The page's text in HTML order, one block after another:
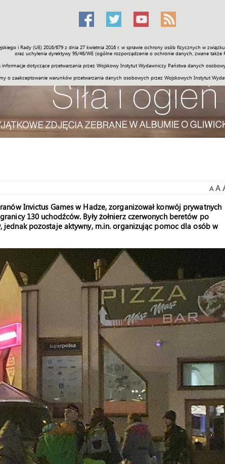
i Rady (UE) 2016/679 z dnia 27 kwietnia 2016 r. w sprawie ochrony osób fizycznych w
oraz uchylenia dyrektywy 95/46/WE (ogólne rozporządzenie o ochronie danych, zwane także
dotyczące przetwarzania przez Wojskowy Instytut Wydawniczy Państwa danych
o zaakceptowanie warunków przetwarzania danych osobowych przez Wojskowych Instytut
Świat Społeczność Sport Historia Galerie Wideo
A A
Invictus Games w Hadze, zorganizował konwój prywatnych
130 uchodźców. Były żołnierz czerwonych beretów po
pozostaje aktywny, m.in. organizując pomoc dla osób w